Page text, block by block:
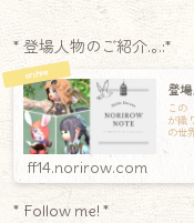
* 登場人物のご紹介.｡.:*
登
この
が織
の世
ff14.norirow.com
* Follow me! *